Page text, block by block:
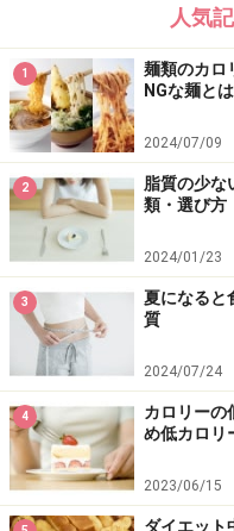
人気
1
麺類のカロ
NGな麺と
2024/07/09
2
脂質の少な
類・選び方
2024/01/23
3
夏になると
質
2024/07/24
4
カロリーの
め低カロリ
2023/06/15
ダイエット